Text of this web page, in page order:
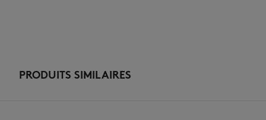
PRODUITS SIMILAIRES